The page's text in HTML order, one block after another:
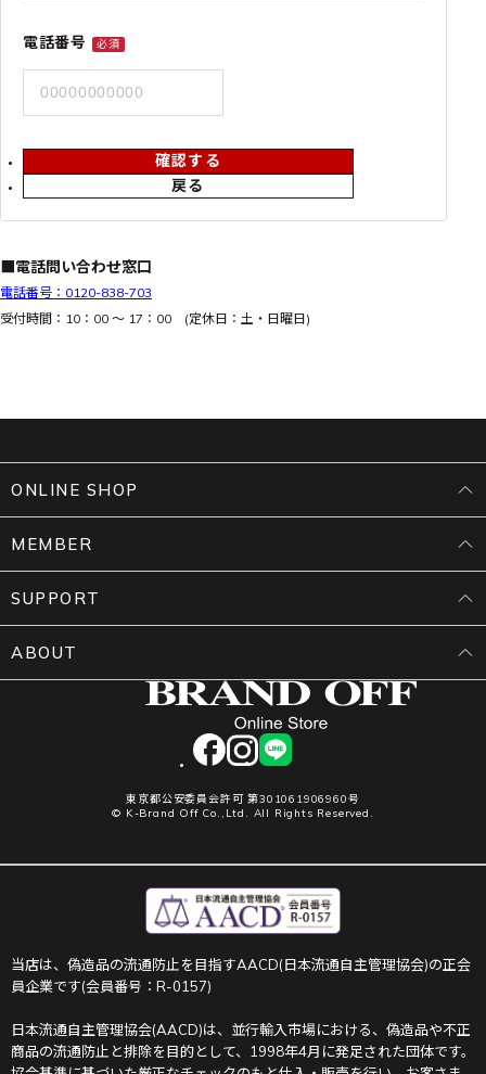
電話番号 必須
戻る
確認する
■電話問い合わせ窓口
電話番号：0120-838-703
受付時間：10：00 ～ 17：00 (定休日：土・日曜日)
facebookinstagram
LINE
東京都公安委員会許可 第301061906960号
© K-Brand Off Co.,Ltd. All Rights Reserved.
ONLINE SHOP
MEMBER
SUPPORT
ABOUT
当店は、偽造品の流通防止を目指すAACD(日本流通自主管理協会)の正会
員企業です(会員番号：R-0157)
日本流通自主管理協会(AACD)は、並行輸入市場における、偽造品や不正
商品の流通防止と排除を目的として、1998年4月に発足された団体です。